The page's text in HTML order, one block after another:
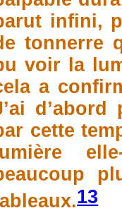
infini,
tonnerre
voir la
a
cette
lumière
13